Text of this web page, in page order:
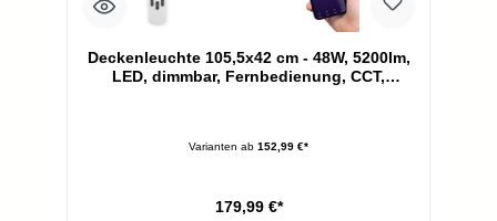
Deckenleuchte 105,5x42 cm - 48W, 5200lm,
LED, dimmbar, Fernbedienung, CCT,
Varianten ab 152,99 €*
179,99 €*